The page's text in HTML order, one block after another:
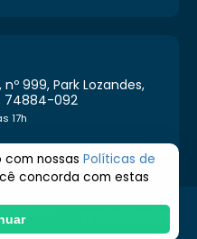
999, Park Lozandes,
74884-092
17h
direitos
nossas Políticas de
concorda com estas